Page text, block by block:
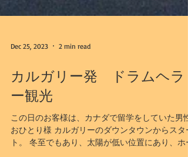
Dec 25, 2023 2 min read
カルガリー発 ドラムヘラ
ー観光
この日のお客様は、カナダで留学をしていた男性